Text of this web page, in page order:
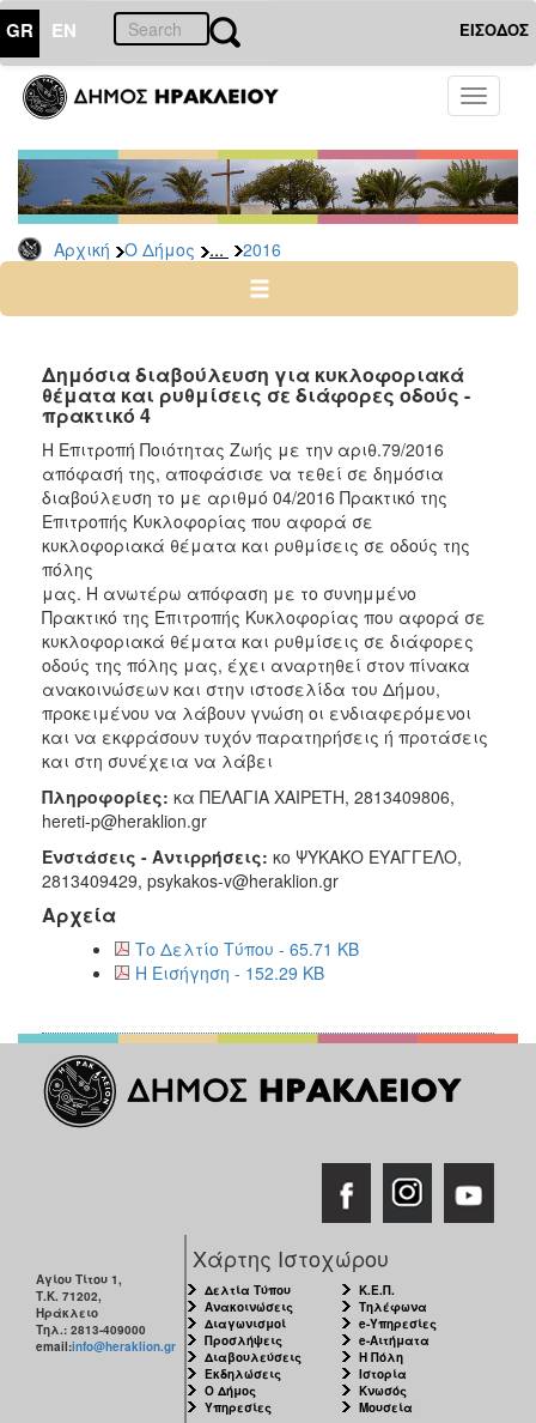
GR EN ΕΙΣΟΔΟΣ
Toggle
Αρχική Ο Δήμος ... 2016
ΔΗΜΟΣ
Διακηρύξεις
Δημοπρασίες
Αρχείο
2025
2023
2022
2021
2020
2019
2017
2016
2015
2013
ΠΟΛΙΤΙΣΜΟΣ
ΑΝΘΕΚΤΙΚΗ
Δημόσια διαβούλευση για κυκλοφοριακά
θέματα και ρυθμίσεις σε διάφορες οδούς -
πρακτικό 4
Η Επιτροπή Ποιότητας Ζωής με την αριθ.79/2016
απόφασή της, αποφάσισε να τεθεί σε δημόσια
διαβούλευση το με αριθμό 04/2016 Πρακτικό της
Επιτροπής Κυκλοφορίας που αφορά σε
κυκλοφοριακά θέματα και ρυθμίσεις σε οδούς της
πόλης
μας. H ανωτέρω απόφαση με το συνημμένο
Πρακτικό της Επιτροπής Κυκλοφορίας που αφορά σε
κυκλοφοριακά θέματα και ρυθμίσεις σε διάφορες
οδούς της πόλης μας, έχει αναρτηθεί στον πίνακα
ανακοινώσεων και στην ιστοσελίδα του Δήμου,
προκειμένου να λάβουν γνώση οι ενδιαφερόμενοι
και να εκφράσουν τυχόν παρατηρήσεις ή προτάσεις
και στη συνέχεια να λάβει
Πληροφορίες: κα ΠΕΛΑΓΙΑ ΧΑΙΡΕΤΗ, 2813409806,
hereti-p@heraklion.gr
Ενστάσεις - Αντιρρήσεις: κο ΨΥΚΑΚΟ ΕΥΑΓΓΕΛΟ,
2813409429, psykakos-v@heraklion.gr
Αρχεία
Το Δελτίο Τύπου - 65.71 KB
Η Εισήγηση - 152.29 KB
Αγίου Τίτου 1,
Τ.Κ. 71202,
Ηράκλειο
Τηλ.: 2813-409000
email:info@heraklion.gr
Χάρτης Ιστοχώρου
Δελτία Τύπου
Ανακοινώσεις
Διαγωνισμοί
Προσλήψεις
Διαβουλεύσεις
Εκδηλώσεις
Ο Δήμος
Υπηρεσίες
Κ.Ε.Π.
Τηλέφωνα
e-Υπηρεσίες
e-Αιτήματα
Η Πόλη
Ιστορία
Κνωσός
Μουσεία